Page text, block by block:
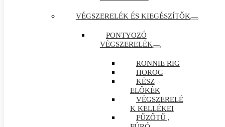
VÉGSZERELÉK ÉS KIEGÉSZÍTŐK
PONTYOZÓ
VÉGSZERELÉK
RONNIE RIG
HOROG
KÉSZ
ELŐKÉK
VÉGSZERELÉ
K KELLÉKEI
FŰZŐTŰ ,